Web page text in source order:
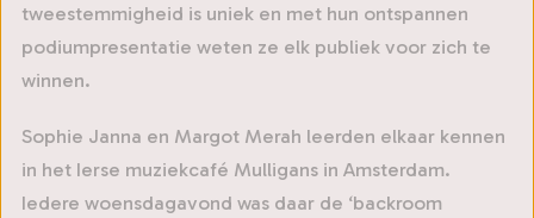
tweestemmigheid is uniek en met hun ontspannen
podiumpresentatie weten ze elk publiek voor zich te
winnen.
Sophie Janna en Margot Merah leerden elkaar kennen
in het Ierse muziekcafé Mulligans in Amsterdam.
Iedere woensdagavond was daar de ‘backroom